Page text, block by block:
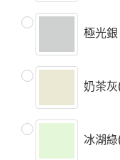
極光銀
奶茶
冰湖